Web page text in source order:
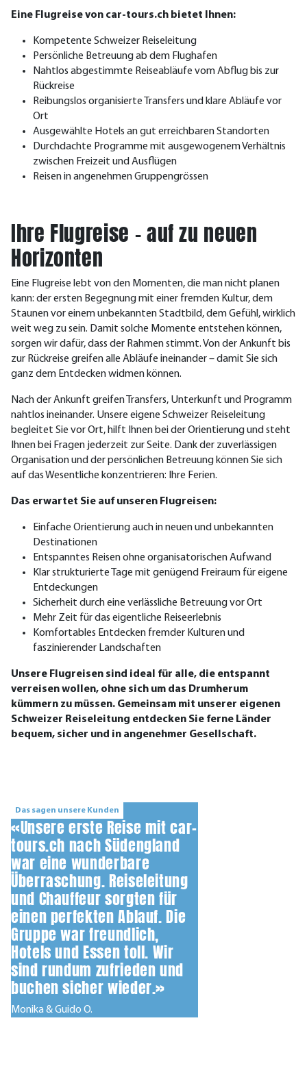
Eine Flugreise von car-tours.ch bietet Ihnen:
Kompetente Schweizer Reiseleitung
Persönliche Betreuung ab dem Flughafen
Nahtlos abgestimmte Reiseabläufe vom Abflug bis zur
Rückreise
Reibungslos organisierte Transfers und klare Abläufe vor
Ort
Ausgewählte Hotels an gut erreichbaren Standorten
Durchdachte Programme mit ausgewogenem Verhältnis
zwischen Freizeit und Ausflügen
Reisen in angenehmen Gruppengrössen
Ihre Flugreise – auf zu neuen
Horizonten
Eine Flugreise lebt von den Momenten, die man nicht planen
kann: der ersten Begegnung mit einer fremden Kultur, dem
Staunen vor einem unbekannten Stadtbild, dem Gefühl, wirklich
weit weg zu sein. Damit solche Momente entstehen können,
sorgen wir dafür, dass der Rahmen stimmt. Von der Ankunft bis
zur Rückreise greifen alle Abläufe ineinander – damit Sie sich
ganz dem Entdecken widmen können.
Nach der Ankunft greifen Transfers, Unterkunft und Programm
nahtlos ineinander. Unsere eigene Schweizer Reiseleitung
begleitet Sie vor Ort, hilft Ihnen bei der Orientierung und steht
Ihnen bei Fragen jederzeit zur Seite. Dank der zuverlässigen
Organisation und der persönlichen Betreuung können Sie sich
auf das Wesentliche konzentrieren: Ihre Ferien.
Das erwartet Sie auf unseren Flugreisen:
Einfache Orientierung auch in neuen und unbekannten
Destinationen
Entspanntes Reisen ohne organisatorischen Aufwand
Klar strukturierte Tage mit genügend Freiraum für eigene
Entdeckungen
Sicherheit durch eine verlässliche Betreuung vor Ort
Mehr Zeit für das eigentliche Reiseerlebnis
Komfortables Entdecken fremder Kulturen und
faszinierender Landschaften
Unsere Flugreisen sind ideal für alle, die entspannt
verreisen wollen, ohne sich um das Drumherum
kümmern zu müssen. Gemeinsam mit unserer eigenen
Schweizer Reiseleitung entdecken Sie ferne Länder
bequem, sicher und in angenehmer Gesellschaft.
Das sagen unsere Kunden
«Unsere erste Reise mit car-
tours.ch nach Südengland
war eine wunderbare
Überraschung. Reiseleitung
und Chauffeur sorgten für
einen perfekten Ablauf. Die
Gruppe war freundlich,
Hotels und Essen toll. Wir
sind rundum zufrieden und
buchen sicher wieder.»
Monika & Guido O.